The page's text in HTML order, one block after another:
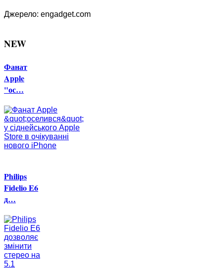
Джерело: engadget.com
NEW
Фанат
Apple
"ос…
Philips
Fidelio E6
д…